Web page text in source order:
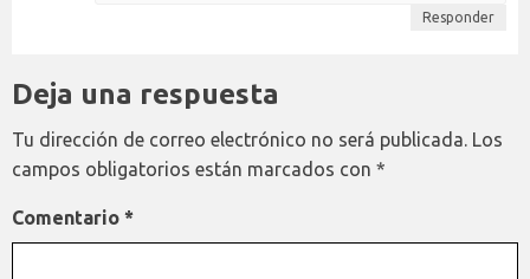
Responder
Deja una respuesta
Tu dirección de correo electrónico no será publicada. Los
campos obligatorios están marcados con *
Comentario *